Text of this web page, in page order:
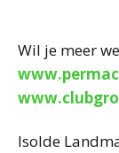
Wil je meer
Isolde